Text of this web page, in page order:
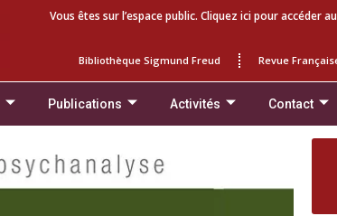
Vous êtes sur l’espace public. Cliquez ici pour accéder
Bibliothèque Sigmund Freud Revue
Publications Activités Contact